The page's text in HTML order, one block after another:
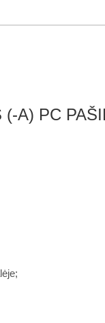
A) PC